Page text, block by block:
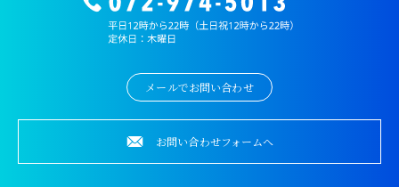
メールでお問い合わせ
お問い合わせフォームへ